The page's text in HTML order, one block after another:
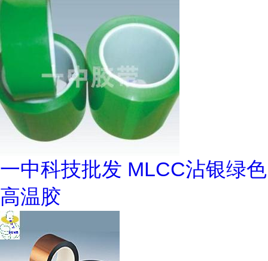
一中科技批发 MLCC沾银绿色
高温胶